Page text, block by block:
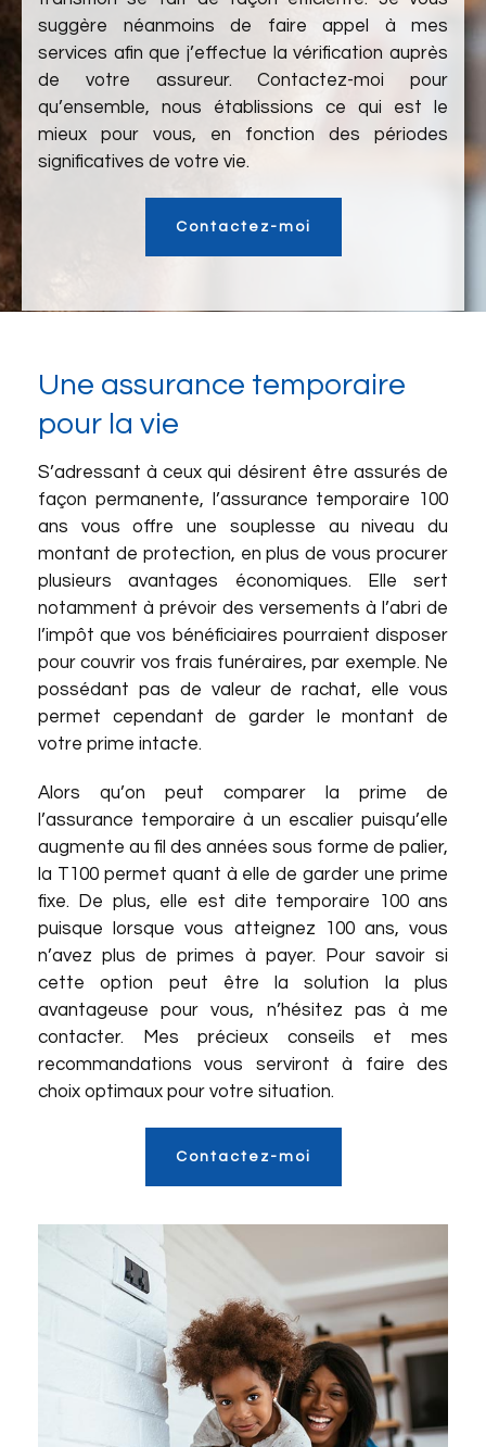
suggère néanmoins de faire appel à mes
services afin que j’effectue la vérification auprès
de votre assureur. Contactez-moi pour
qu’ensemble, nous établissions ce qui est le
mieux pour vous, en fonction des périodes
significatives de votre vie.
Contactez-moi
Une assurance temporaire
pour la vie
S’adressant à ceux qui désirent être assurés de
façon permanente, l’assurance temporaire 100
ans vous offre une souplesse au niveau du
montant de protection, en plus de vous procurer
plusieurs avantages économiques. Elle sert
notamment à prévoir des versements à l’abri de
l’impôt que vos bénéficiaires pourraient disposer
pour couvrir vos frais funéraires, par exemple. Ne
possédant pas de valeur de rachat, elle vous
permet cependant de garder le montant de
votre prime intacte.
Alors qu’on peut comparer la prime de
l’assurance temporaire à un escalier puisqu’elle
augmente au fil des années sous forme de palier,
la T100 permet quant à elle de garder une prime
fixe. De plus, elle est dite temporaire 100 ans
puisque lorsque vous atteignez 100 ans, vous
n’avez plus de primes à payer. Pour savoir si
cette option peut être la solution la plus
avantageuse pour vous, n’hésitez pas à me
contacter. Mes précieux conseils et mes
recommandations vous serviront à faire des
choix optimaux pour votre situation.
Contactez-moi